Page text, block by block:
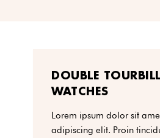
DOUBLE
WATCHES
Lorem ipsum dolor sit
adipiscing elit. Proin